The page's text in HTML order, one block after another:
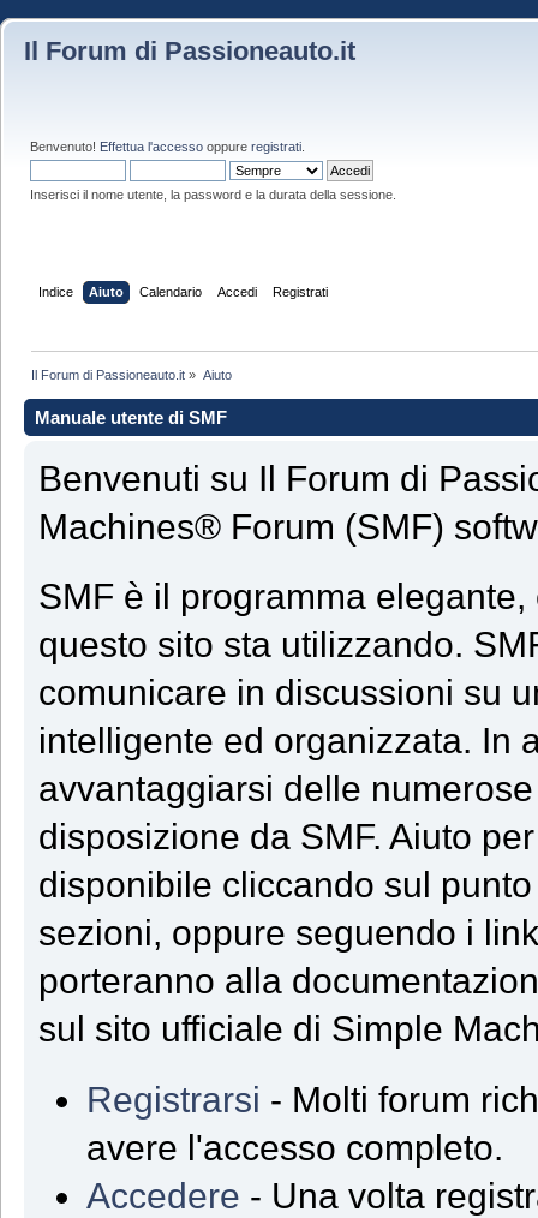
Il Forum di Passioneauto.it
Benvenuto! Effettua l'accesso oppure registrati
Inserisci il nome utente, la password e la durata della sessione.
Indice Aiuto Calendario Accedi Registrati
Il Forum di Passioneauto.it » Aiuto
Manuale utente di SMF
Benvenuti su Il Forum di
Machines® Forum (SMF)
SMF è il programma
questo sito sta utilizzando.
comunicare in discussioni su
intelligente ed organizzata. In
avvantaggiarsi delle
disposizione da SMF. Aiuto
disponibile cliccando sul
sezioni, oppure seguendo i
porteranno alla
sul sito ufficiale di Simple
Registrarsi - Molti forum
avere l'accesso completo.
Accedere - Una volta